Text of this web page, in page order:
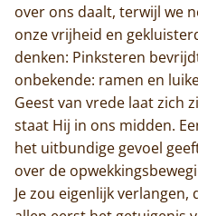
over ons daalt, terwijl we
onze vrijheid en
denken: Pinksteren
onbekende: ramen en
Geest van vrede laat zich
staat Hij in ons midden.
het uitbundige gevoel
over de
Je zou eigenlijk